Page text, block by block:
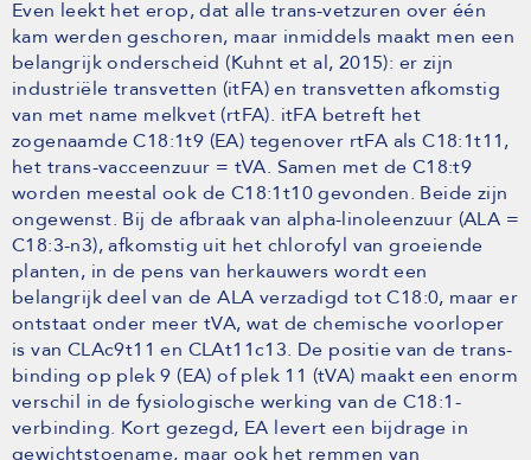
Even leekt het erop, dat alle trans-vetzuren over één
kam werden geschoren, maar inmiddels maakt men een
belangrijk onderscheid (Kuhnt et al, 2015): er zijn
industriële transvetten (itFA) en transvetten afkomstig
van met name melkvet (rtFA). itFA betreft het
zogenaamde C18:1t9 (EA) tegenover rtFA als C18:1t11,
het trans-vacceenzuur = tVA. Samen met de C18:t9
worden meestal ook de C18:1t10 gevonden. Beide zijn
ongewenst. Bij de afbraak van alpha-linoleenzuur (ALA =
C18:3-n3), afkomstig uit het chlorofyl van groeiende
planten, in de pens van herkauwers wordt een
belangrijk deel van de ALA verzadigd tot C18:0, maar er
ontstaat onder meer tVA, wat de chemische voorloper
is van CLAc9t11 en CLAt11c13. De positie van de trans-
binding op plek 9 (EA) of plek 11 (tVA) maakt een enorm
verschil in de fysiologische werking van de C18:1-
verbinding. Kort gezegd, EA levert een bijdrage in
gewichtstoename, maar ook het remmen van